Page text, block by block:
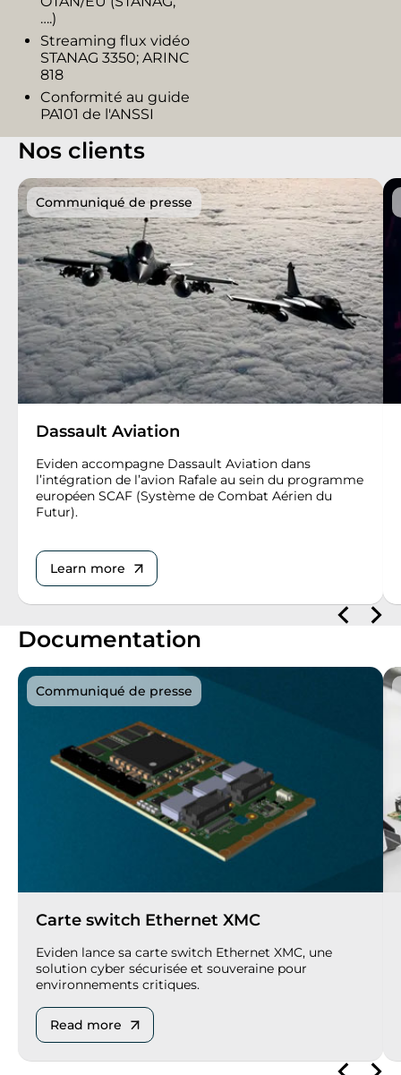
….)​
Streaming flux vidéo
STANAG 3350; ARINC
818​
Conformité au guide
PA101 de l'ANSSI​
Nos clients
Communiqué de presse
Dassault Aviation
Eviden accompagne Dassault Aviation dans
l’intégration de l’avion Rafale au sein du programme
européen SCAF (Système de Combat Aérien du
Futur).
Learn more
Documentation
Communiqué de presse
Carte switch Ethernet XMC
Eviden lance sa carte switch Ethernet XMC, une
solution cyber sécurisée et souveraine pour
environnements critiques.
Read more